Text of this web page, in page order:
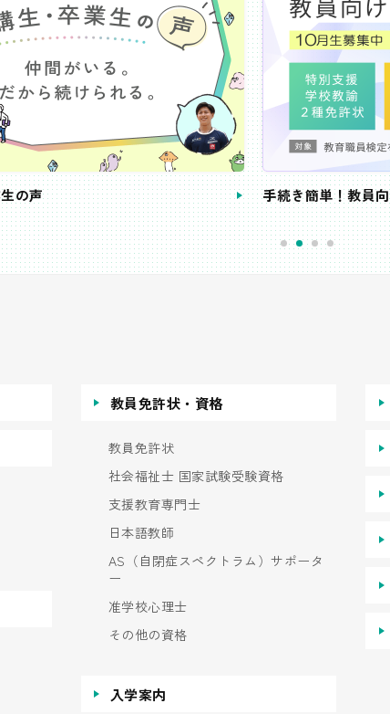
の声 手続き簡単！教員
教員免許状・資格
教員免許状
社会福祉士 国家試験受験資格
支援教育専門士
日本語教師
AS（自閉症スペクトラム）サポータ
ー
准学校心理士
その他の資格
入学案内